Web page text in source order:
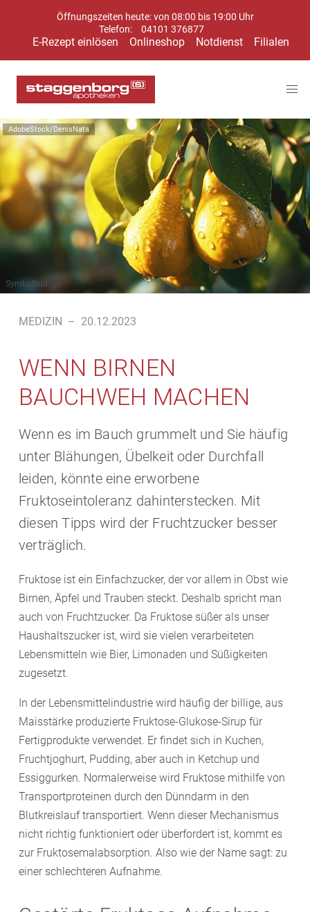
Öffnungszeiten heute: von 08:00 bis 19:00 Uhr
Telefon:
04101 376877
E-Rezept einlösen Onlineshop Notdienst Filialen
AdobeStock/DenisNata
Symbolbild
MEDIZIN – 20.12.2023
WENN BIRNEN
BAUCHWEH MACHEN
Wenn es im Bauch grummelt und Sie häufig
unter Blähungen, Übelkeit oder Durchfall
leiden, könnte eine erworbene
Fruktoseintoleranz dahinterstecken. Mit
diesen Tipps wird der Fruchtzucker besser
verträglich.
Fruktose ist ein Einfachzucker, der vor allem in Obst wie
Birnen, Äpfel und Trauben steckt. Deshalb spricht man
auch von Fruchtzucker. Da Fruktose süßer als unser
Haushaltszucker ist, wird sie vielen verarbeiteten
Lebensmitteln wie Bier, Limonaden und Süßigkeiten
zugesetzt.
In der Lebensmittelindustrie wird häufig der billige, aus
Maisstärke produzierte Fruktose-Glukose-Sirup für
Fertigprodukte verwendet. Er findet sich in Kuchen,
Fruchtjoghurt, Pudding, aber auch in Ketchup und
Essiggurken. Normalerweise wird Fruktose mithilfe von
Transportproteinen durch den Dünndarm in den
Blutkreislauf transportiert. Wenn dieser Mechanismus
nicht richtig funktioniert oder überfordert ist, kommt es
zur Fruktosemalabsorption. Also wie der Name sagt: zu
einer schlechteren Aufnahme.